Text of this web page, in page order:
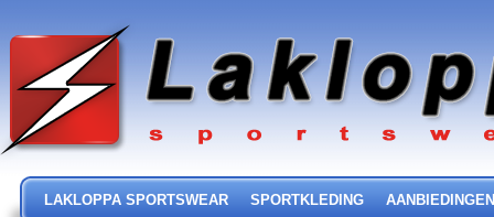
LAKLOPPA SPORTSWEAR SPORTKLEDING AANBIEDINGEN